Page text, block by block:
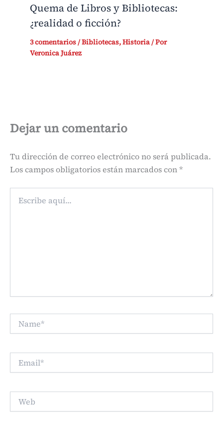
Quema de Libros y Bibliotecas:
¿realidad o ficción?
3 comentarios/Bibliotecas,Historia/ Por
Veronica Juárez
Dejar un comentario
Tu dirección de correo electrónico no será publicada.
Los campos obligatorios están marcados con*
aquí...